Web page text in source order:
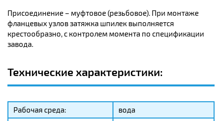
Присоединение – муфтовое (резьбовое). При монтаже
фланцевых узлов затяжка шпилек выполняется
крестообразно, с контролем момента по спецификации
завода.
Технические характеристики:
Рабочая среда:
вода